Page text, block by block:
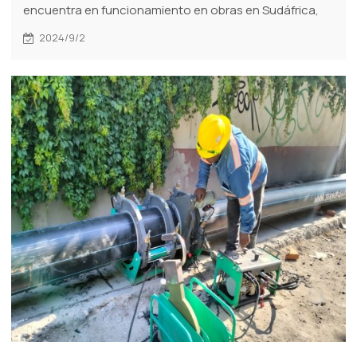
encuentra en funcionamiento en obras en Sudáfrica,
realizando eficazmente tareas de soldadura de HDPE.
rostros de los soldadores, reflejando la satisfacción de
usar equipos confiables.
2024/9/2